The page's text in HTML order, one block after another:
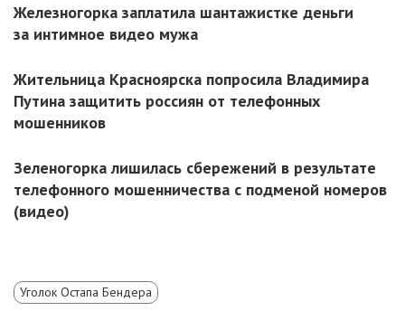
Железногорка заплатила шантажистке деньги
за интимное видео мужа
Жительница Красноярска попросила Владимира
Путина защитить россиян от телефонных
мошенников
Зеленогорка лишилась сбережений в результате
телефонного мошенничества с подменой номеров
(видео)
Уголок Остапа Бендера